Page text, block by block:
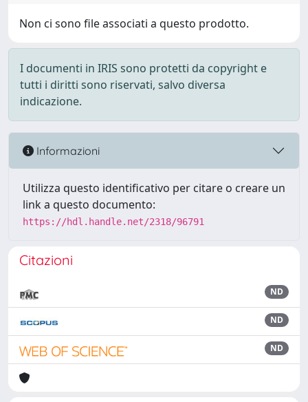
Non ci sono file associati a questo prodotto.
I documenti in IRIS sono protetti da copyright e
tutti i diritti sono riservati, salvo diversa
indicazione.
Informazioni
Utilizza questo identificativo per citare o creare un
link a questo documento:
https://hdl.handle.net/2318/96791
Citazioni
ND
ND
ND